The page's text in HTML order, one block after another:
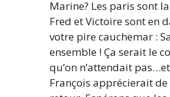
Marine? Les paris sont
Fred et Victoire sont en
votre pire cauchemar :
ensemble ! Ça serait le
qu’on n’attendait
François apprécierait de